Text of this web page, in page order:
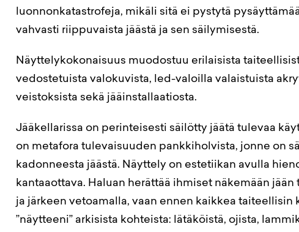
luonnonkatastrofeja, mikäli sitä ei pystytä
vahvasti riippuvaista jäästä ja sen säilymisestä.
Näyttelykokonaisuus muodostuu erilaisista
vedostetuista valokuvista, led-valoilla valaistuista
veistoksista sekä jääinstallaatiosta.
Jääkellarissa on perinteisesti säilötty jäätä tulevaa
on metafora tulevaisuuden pankkiholvista, jonne on
kadonneesta jäästä. Näyttely on estetiikan avulla
kantaaottava. Haluan herättää ihmiset näkemään
ja järkeen vetoamalla, vaan ennen kaikkea taiteellisin
”näytteeni” arkisista kohteista: lätäköistä, ojista,